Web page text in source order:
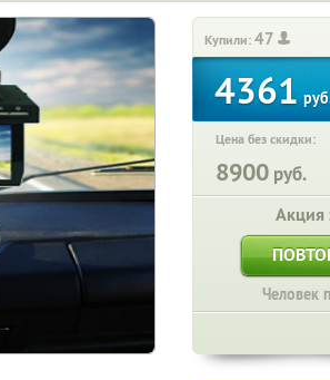
Купили:47
4361
Цена без скидки:
8900 руб.
Акция
Человек